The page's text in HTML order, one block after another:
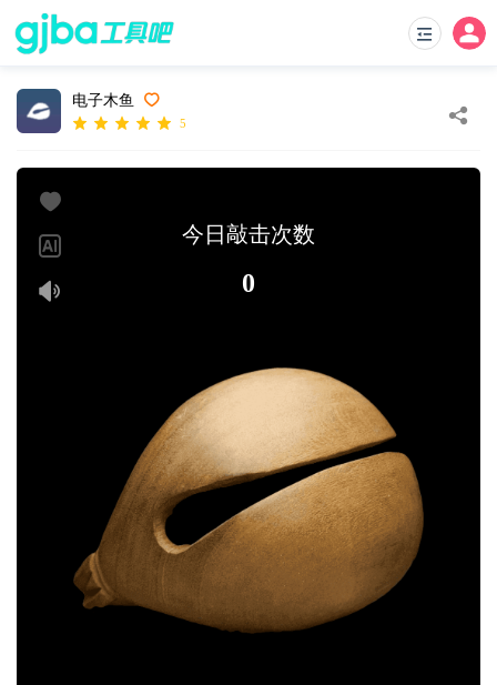
电子木鱼
5
今日敲击次数
0